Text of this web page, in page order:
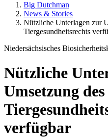
Big Dutchman
News & Stories
Nützliche Unterlagen zur
Tiergesundheitsrechts
Niedersächsisches
Nützliche
Umsetzung
verfügbar